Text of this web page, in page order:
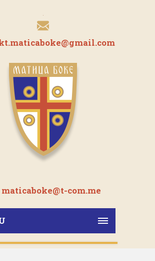
maticaboke@t-com.me